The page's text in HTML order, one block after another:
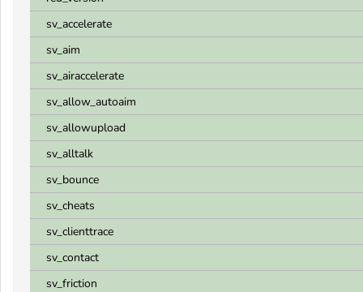
sv_accelerate
sv_aim
sv_airaccelerate
sv_allow_autoaim
sv_allowupload
sv_alltalk
sv_bounce
sv_cheats
sv_clienttrace
sv_contact
sv_friction